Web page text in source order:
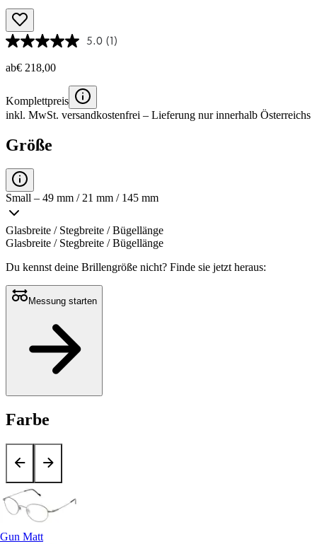
5.0 (1)
ab€ 218,00
Komplettpreis
inkl. MwSt. versandkostenfrei – Lieferung nur innerhalb Österreichs
Größe
Small – 49 mm / 21 mm / 145 mm
Glasbreite / Stegbreite / Bügellänge
Glasbreite / Stegbreite / Bügellänge
Du kennst deine Brillengröße nicht? Finde sie jetzt heraus:
Messung starten
Farbe
Gun Matt